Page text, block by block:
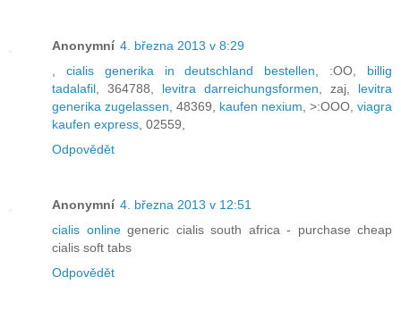
Anonymní 4. března 2013 v 8:29
cialis generika in deutschland bestellen , :OO, billig
tadalafil , 364788, levitra darreichungsformen , zaj, levitra
generika zugelassen , 48369, kaufen nexium , >:OOO, viagra
kaufen express , 02559,
Odpovědět
Anonymní 4. března 2013 v 12:51
cialis onlinegeneric cialis south africa - purchase cheap
cialis soft tabs
Odpovědět